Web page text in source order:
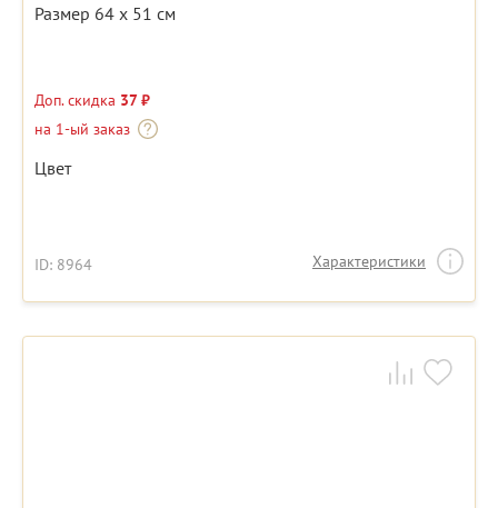
Размер 64 х 51 см
Доп. скидка 37 ₽
на 1-ый заказ
Цвет
ID: 8964 Характеристики